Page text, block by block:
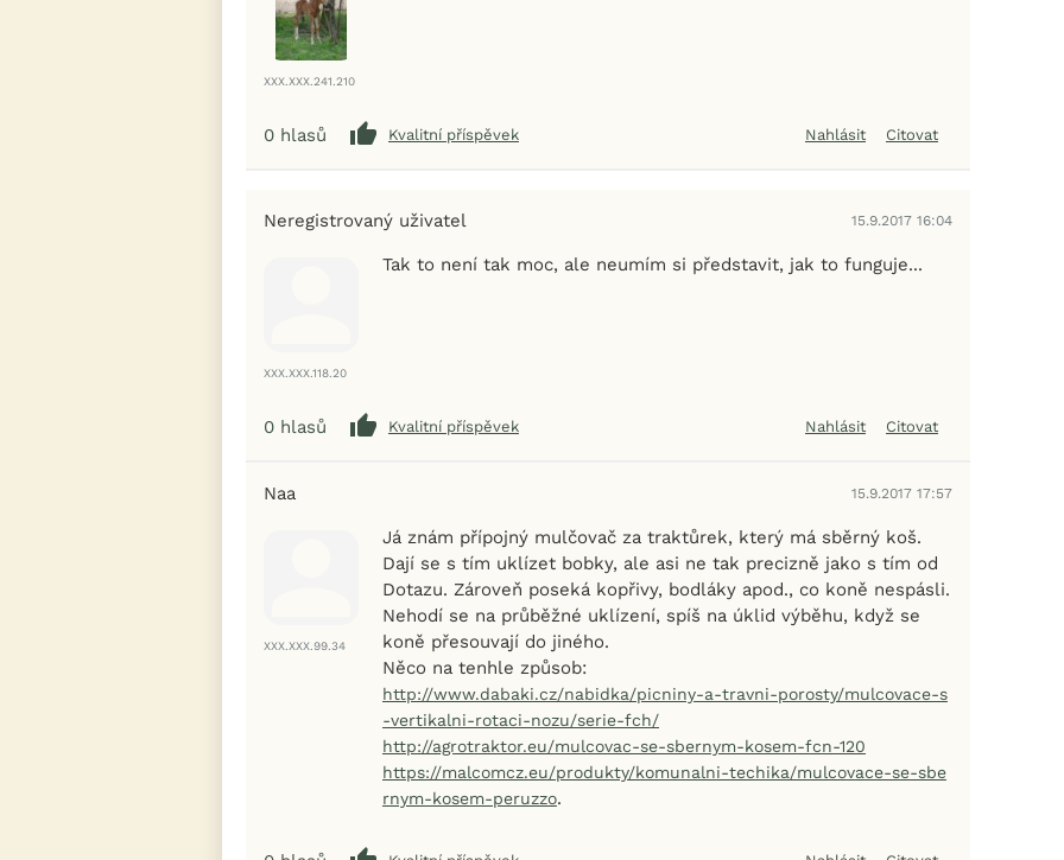
XXX.XXX.241.210
0 hlasů Kvalitní příspěvek Nahlásit Citovat
Neregistrovaný uživatel 15.9.2017 16:04
XXX.XXX.118.20
Tak to není tak moc, ale neumím si představit, jak to funguje...
0 hlasů Kvalitní příspěvek Nahlásit Citovat
Naa 15.9.2017 17:57
XXX.XXX.99.34
Já znám přípojný mulčovač za traktůrek, který má sběrný koš.
Dají se s tím uklízet bobky, ale asi ne tak precizně jako s tím od
Dotazu. Zároveň poseká kopřivy, bodláky apod., co koně nespásli.
Nehodí se na průběžné uklízení, spíš na úklid výběhu, když se
koně přesouvají do jiného.
Něco na tenhle způsob:
http://www.dabaki.cz/nabidka/picniny-a-travni-porosty/mulcovace-s
-vertikalni-rotaci-nozu/serie-fch/
http://agrotraktor.eu/mulcovac-se-sbernym-kosem-fcn-120
https://malcomcz.eu/produkty/komunalni-techika/mulcovace-se-sbe
rnym-kosem-peruzzo.
iFauna nově nabízí limitované nabídky a
pro své registrované uživatele.
👉 Exkluzivní akce, slevy a novinky od našich ověřených partnerů
🎁 A teď navíc dárek: 200 Kč kredit do F-konta. 🎉
Více informací o souhlasu s marketingem třetích stran najdete